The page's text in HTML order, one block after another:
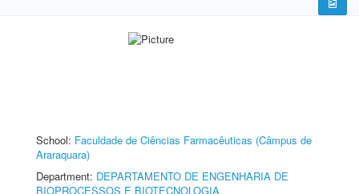
School: Faculdade de Ciências Farmacêuticas (Câmpus de
Araraquara)
Department: DEPARTAMENTO DE ENGENHARIA DE
BIOPROCESSOS E BIOTECNOLOGIA